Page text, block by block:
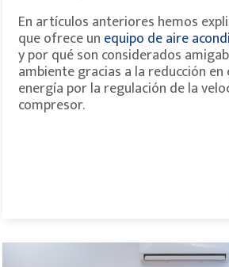
En artículos anteriores hemos
que ofrece un equipo de aire
y por qué son considerados
ambiente gracias a la reducción
energía por la regulación de la
compresor.